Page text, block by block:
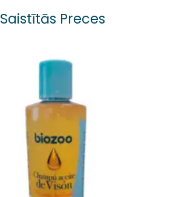
Saistītās Preces